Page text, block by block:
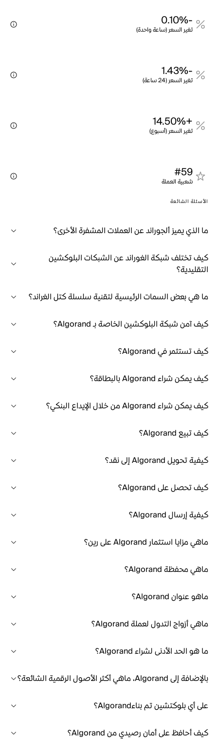
-0.10%
تغير السعر (ساعة واحدة)
-1.43%
تغير السعر (24 ساعة)
+14.50%
تغير السعر (أسبوع)
#59
شعبية العملة
الأسئلة الشائعة
ما الذي يميز ألجوراند عن العملات المشفرة الأخرى؟
كيف تختلف شبكة الغوراند عن الشبكات البلوكشين
التقليدية؟
ما هي بعض السمات الرئيسية لتقنية سلسلة كتل الغراند؟
كيف آمن شبكة البلوكشين الخاصة بـ Algorand؟
كيف تستثمر في Algorand؟
كيف يمكن شراء Algorand بالبطاقة؟
كيف يمكن شراء Algorand من خلال الإيداع البنكي؟
كيف تبيع Algorand؟
كيفية تحويل Algorand إلى نقد؟
كيف تحصل على Algorand؟
كيفية إرسال Algorand؟
ماهي مزايا استثمار Algorand على رين؟
ماهي محفظة Algorand؟
ماهو عنوان Algorand؟
ماهي أزواج التدول لعملة Algorand؟
ما هو الحد الأدنى لشراء Algorand؟
بالإضافة إلى Algorand، ماهي أكثر الأصول الرقمية الشائعة؟
على أي بلوكتشين تم بناءAlgorand؟
كيف أحافظ على أمان رصيدي من Algorand؟